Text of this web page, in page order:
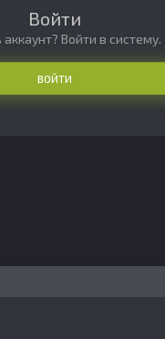
Войти
Войти в систему.
ВОЙТИ